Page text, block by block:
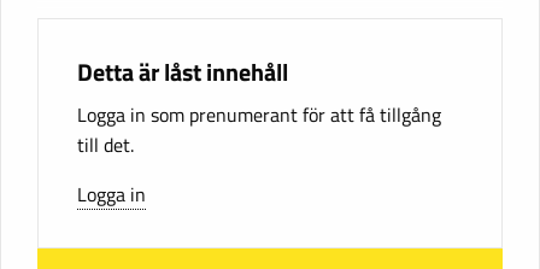
Detta är låst innehåll
Logga in som prenumerant för att få tillgång
till det.
Logga in